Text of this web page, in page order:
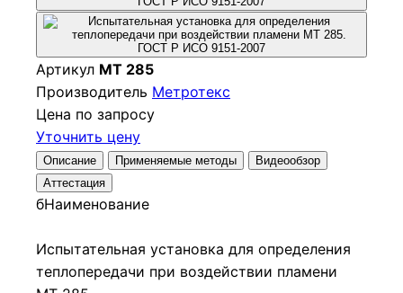
Артикул МТ 285
Производитель Метротекс
Цена по запросу
Уточнить цену
Описание Применяемые методы
Видеообзор
Аттестация
бНаименование
Испытательная установка для определения
теплопередачи при воздействии пламени